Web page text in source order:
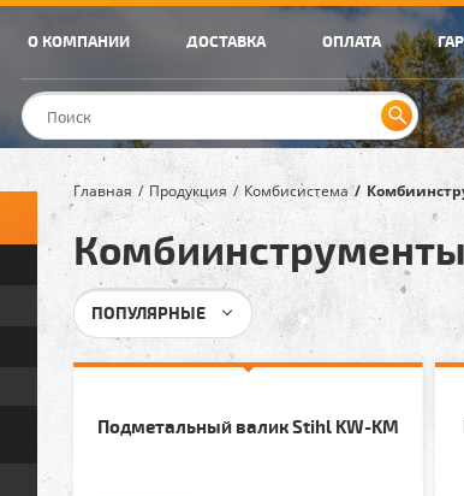
О КОМПАНИИ ДОСТАВКА ОПЛАТА
Главная Продукция Комбисистема
ПОПУЛЯРНЫЕ
Подметальный валик Stihl KW-KM